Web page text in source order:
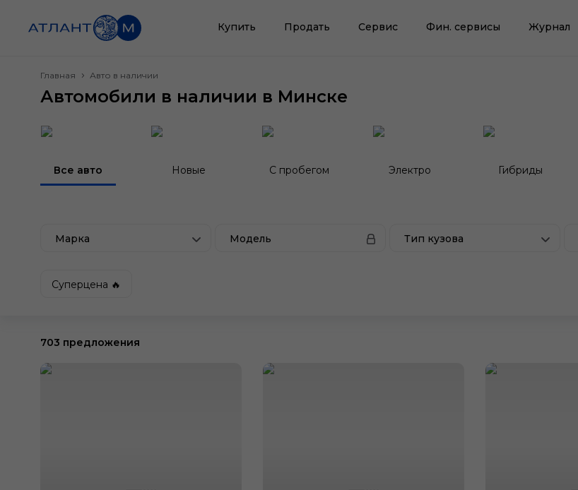
Купить Продать Сервис Фин. сервисы Журнал
Главная Авто в наличии
Автомобили в наличии в Минске
Все авто Новые С пробегом Электро Гибриды
Марка Модель Тип кузова
Суперцена 🔥
703 предложения